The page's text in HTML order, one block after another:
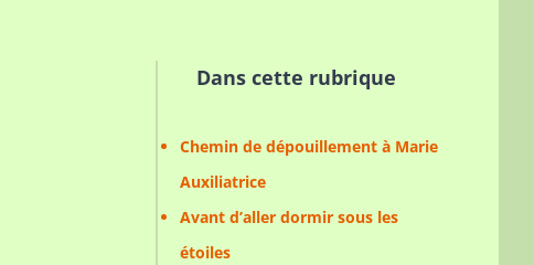
Dans cette rubrique
Chemin de dépouillement à Marie
Auxiliatrice
Avant d’aller dormir sous les
étoiles